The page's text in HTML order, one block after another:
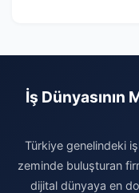
İş Dünyasının
Türkiye genelindeki
zeminde buluşturan
dijital dünyaya en